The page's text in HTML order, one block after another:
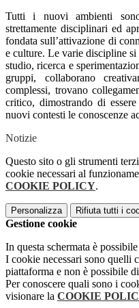
Tutti i nuovi ambienti
strettamente disciplinari ed
fondata sull’attivazione di
e culture. Le varie discipline
studio, ricerca e
gruppi, collaborano
complessi, trovano
critico, dimostrando di
nuovi contesti le conoscenze
Notizie
Questo sito o gli strumenti
cookie necessari al
COOKIE POLICY.
Personalizza Rifiuta tutti i
Gestione cookie
In questa schermata è
I cookie necessari sono quelli
piattaforma e non è possibile
Per conoscere quali sono i
visionare la COOKIE